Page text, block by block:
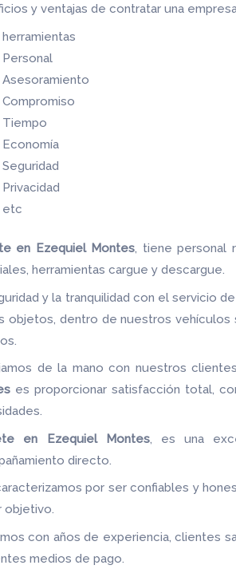
y ventajas de contratar una
herramientas
Personal
Asesoramiento
Compromiso
Tiempo
Economía
Seguridad
Privacidad
etc
en Ezequiel Montes, tiene personal
herramientas cargue y descargue.
y la tranquilidad con el servicio
objetos, dentro de nuestros vehículos
de la mano con nuestros
es proporcionar satisfacción total,
en Ezequiel Montes, es una
directo.
por ser confiables y
objetivo.
con años de experiencia, clientes
medios de pago.